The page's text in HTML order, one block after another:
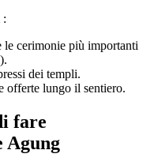
:
le cerimonie più importanti
dei templi.
offerte lungo il sentiero.
fare
Agung